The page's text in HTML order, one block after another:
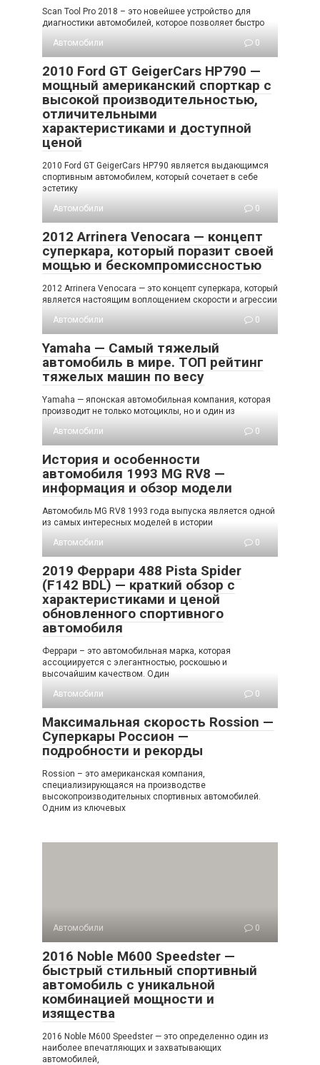
Scan Tool Pro 2018 – это новейшее устройство для
диагностики автомобилей, которое позволяет быстро
Автомобили
0
2010 Ford GT GeigerCars HP790 —
мощный американский спорткар с
высокой производительностью,
отличительными
характеристиками и доступной
ценой
2010 Ford GT GeigerCars HP790 является выдающимся
спортивным автомобилем, который сочетает в себе
эстетику
Автомобили
0
2012 Arrinera Venocara — концепт
суперкара, который поразит своей
мощью и бескомпромиссностью
2012 Arrinera Venocara — это концепт суперкара, который
является настоящим воплощением скорости и агрессии
Автомобили
0
Yamaha — Самый тяжелый
автомобиль в мире. ТОП рейтинг
тяжелых машин по весу
Yamaha — японская автомобильная компания, которая
производит не только мотоциклы, но и один из
Автомобили
0
История и особенности
автомобиля 1993 MG RV8 —
информация и обзор модели
Автомобиль MG RV8 1993 года выпуска является одной
из самых интересных моделей в истории
Автомобили
0
2019 Феррари 488 Pista Spider
(F142 BDL) — краткий обзор с
характеристиками и ценой
обновленного спортивного
автомобиля
Феррари – это автомобильная марка, которая
ассоциируется с элегантностью, роскошью и
высочайшим качеством. Один
Автомобили
0
Максимальная скорость Rossion —
Суперкары Россион —
подробности и рекорды
Rossion – это американская компания,
специализирующаяся на производстве
высокопроизводительных спортивных автомобилей.
Одним из ключевых
Автомобили 0
2016 Noble M600 Speedster —
быстрый стильный спортивный
автомобиль с уникальной
комбинацией мощности и
изящества
2016 Noble M600 Speedster — это определенно один из
наиболее впечатляющих и захватывающих
автомобилей,